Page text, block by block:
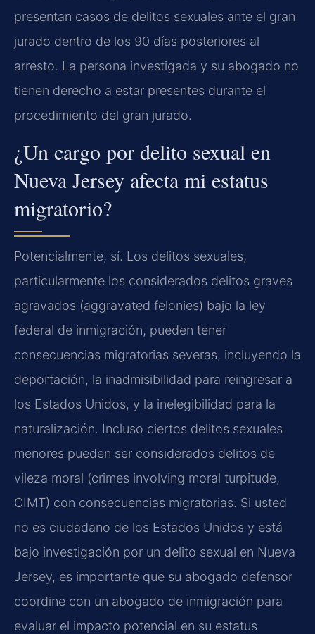
presentan casos de delitos sexuales ante el gran
jurado dentro de los 90 días posteriores al
arresto. La persona investigada y su abogado no
tienen derecho a estar presentes durante el
procedimiento del gran jurado.
¿Un cargo por delito sexual en
Nueva Jersey afecta mi estatus
migratorio?
Potencialmente, sí. Los delitos sexuales,
particularmente los considerados delitos graves
agravados (aggravated felonies) bajo la ley
federal de inmigración, pueden tener
consecuencias migratorias severas, incluyendo la
deportación, la inadmisibilidad para reingresar a
los Estados Unidos, y la inelegibilidad para la
naturalización. Incluso ciertos delitos sexuales
menores pueden ser considerados delitos de
vileza moral (crimes involving moral turpitude,
CIMT) con consecuencias migratorias. Si usted
no es ciudadano de los Estados Unidos y está
bajo investigación por un delito sexual en Nueva
Jersey, es importante que su abogado defensor
coordine con un abogado de inmigración para
evaluar el impacto potencial en su estatus